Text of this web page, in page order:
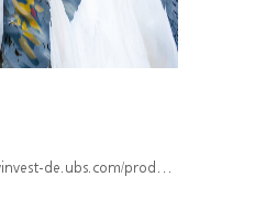
produkt/detail/index/isin/DE000WA6FE44